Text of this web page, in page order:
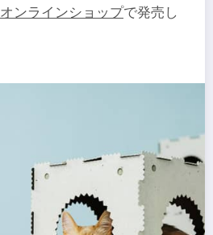
オンライン​ショップで発売し